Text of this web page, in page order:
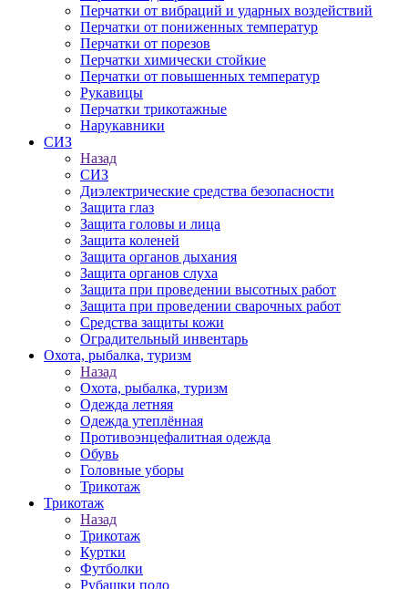
Перчатки от вибраций и ударных воздействий
Перчатки от пониженных температур
Перчатки от порезов
Перчатки химически стойкие
Перчатки от повышенных температур
Рукавицы
Перчатки трикотажные
Нарукавники
СИЗ
Назад
СИЗ
Диэлектрические средства безопасности
Защита глаз
Защита головы и лица
Защита коленей
Защита органов дыхания
Защита органов слуха
Защита при проведении высотных работ
Защита при проведении сварочных работ
Средства защиты кожи
Оградительный инвентарь
Охота, рыбалка, туризм
Назад
Охота, рыбалка, туризм
Одежда летняя
Одежда утеплённая
Противоэнцефалитная одежда
Обувь
Головные уборы
Трикотаж
Трикотаж
Назад
Трикотаж
Куртки
Футболки
Рубашки поло